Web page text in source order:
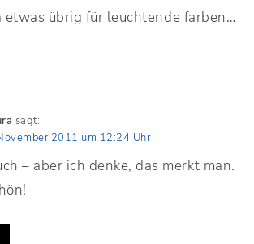
etwas übrig für leuchtende farben…
sagt:
2011 um 12:24 Uhr
– aber ich denke, das merkt man.